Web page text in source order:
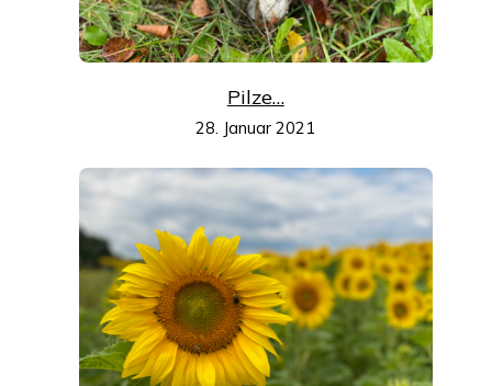
Pilze…
28. Januar 2021